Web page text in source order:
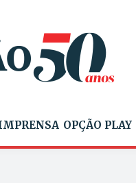
OPÇÃO PLAY